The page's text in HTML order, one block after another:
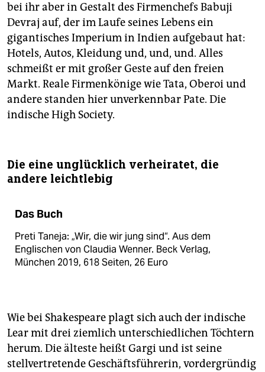
bei ihr aber in Gestalt des Firmenchefs Babuji
Devraj auf, der im Laufe seines Lebens ein
gigantisches Imperium in Indien aufgebaut hat:
Hotels, Autos, Kleidung und, und, und. Alles
schmeißt er mit großer Geste auf den freien
Markt. Reale Firmenkönige wie Tata, Oberoi und
andere standen hier unverkennbar Pate. Die
indische High Society.
Die eine unglücklich verheiratet, die
andere leichtlebig
Das Buch
Preti Taneja: „Wir, die wir jung sind“. Aus dem
Englischen von Claudia Wenner. Beck Verlag,
München 2019, 618 Seiten, 26 Euro
Wie bei Shakespeare plagt sich auch der indische
Lear mit drei ziemlich unterschiedlichen Töchtern
herum. Die älteste heißt Gargi und ist seine
stellvertretende Geschäftsführerin, vordergründig